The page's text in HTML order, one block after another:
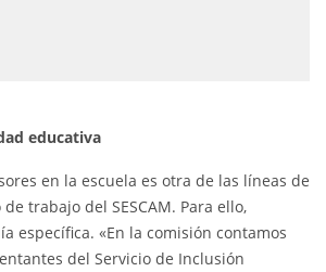
educativa
en la escuela es otra de las líneas de
trabajo del SESCAM. Para ello,
específica. «En la comisión contamos
del Servicio de Inclusión